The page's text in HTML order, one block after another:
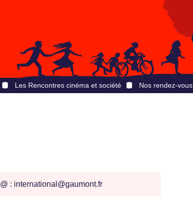
Les Rencontres cinéma et société Nos rendez-vous
@ : international@gaumont.fr